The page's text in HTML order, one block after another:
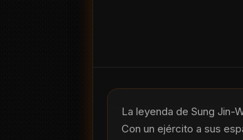
La leyenda de Sung Jin-
Con un ejército a sus